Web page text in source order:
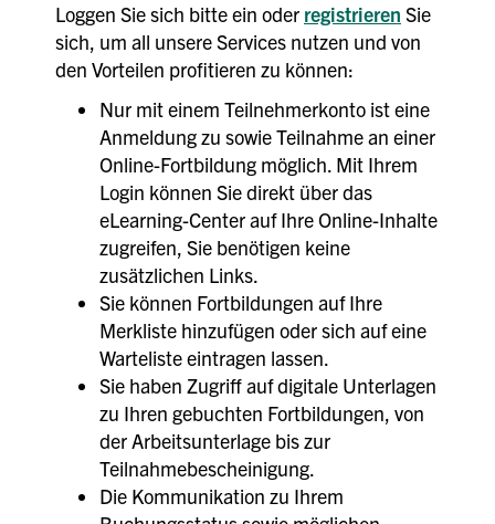
Loggen Sie sich bitte ein oder registrieren Sie
sich, um all unsere Services nutzen und von
den Vorteilen profitieren zu können:
Nur mit einem Teilnehmerkonto ist eine
Anmeldung zu sowie Teilnahme an einer
Online-Fortbildung möglich. Mit Ihrem
Login können Sie direkt über das
eLearning-Center auf Ihre Online-Inhalte
zugreifen, Sie benötigen keine
zusätzlichen Links.
Sie können Fortbildungen auf Ihre
Merkliste hinzufügen oder sich auf eine
Warteliste eintragen lassen.
Sie haben Zugriff auf digitale Unterlagen
zu Ihren gebuchten Fortbildungen, von
der Arbeitsunterlage bis zur
Teilnahmebescheinigung.
Die Kommunikation zu Ihrem